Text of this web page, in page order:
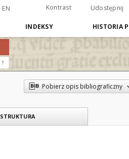
EN Kontrast Udostępnij
INDEKSY HISTORIA
?
Pobierz opis bibliograficzny
STRUKTURA